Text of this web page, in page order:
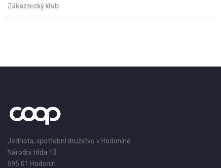
Zákaznický klub
Jednota, spotřební družstvo v Hodoníně
Národní třída 13
695 01 Hodonín